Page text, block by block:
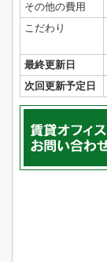
その他の費用
こだわり
最終更新日
次回更新予定日